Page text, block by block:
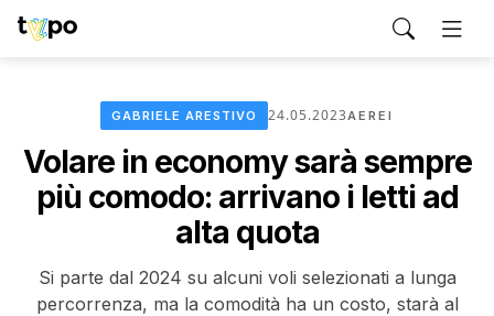
GABRIELE ARESTIVO 24.05.2023AEREI
Volare in economy sarà sempre
più comodo: arrivano i letti ad
alta quota
Si parte dal 2024 su alcuni voli selezionati a lunga
percorrenza, ma la comodità ha un costo, starà al